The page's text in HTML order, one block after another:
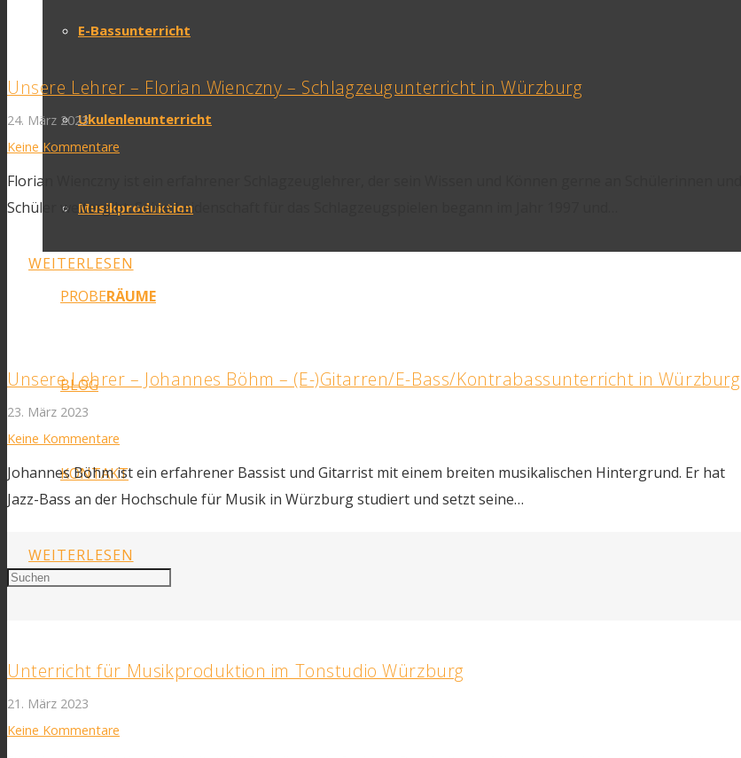
E-Bassunterricht
Ukulenlenunterricht
Musikproduktion
PROBERÄUME
BLOG
KONTAKT
Facebook
Unsere Lehrer – Florian Wienczny – Schlagzeugunterricht in Würzburg
24. März 2023
Keine Kommentare
Florian Wienczny ist ein erfahrener Schlagzeuglehrer, der sein Wissen und Können gerne an Schülerinnen und
Schüler weitergibt. Seine Leidenschaft für das Schlagzeugspielen begann im Jahr 1997 und…
WEITERLESEN
Unsere Lehrer – Johannes Böhm – (E-)Gitarren/E-Bass/Kontrabassunterricht in Würzburg
23. März 2023
Keine Kommentare
Johannes Böhm ist ein erfahrener Bassist und Gitarrist mit einem breiten musikalischen Hintergrund. Er hat
Jazz-Bass an der Hochschule für Musik in Würzburg studiert und setzt seine…
WEITERLESEN
Unterricht für Musikproduktion im Tonstudio Würzburg
21. März 2023
Keine Kommentare